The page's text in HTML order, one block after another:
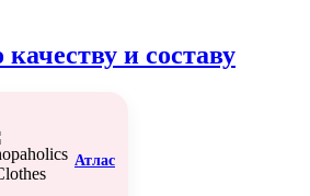
и составу
Атлас